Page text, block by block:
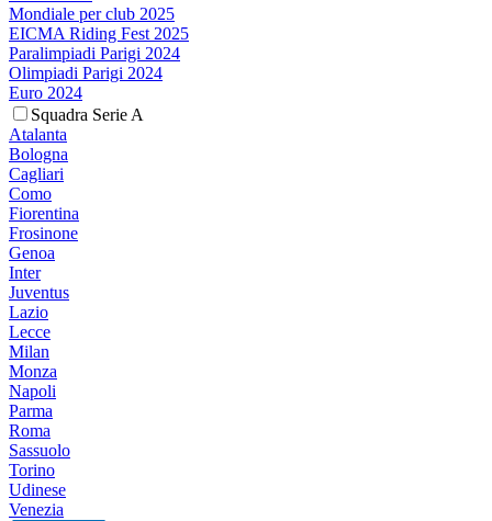
Mondiale per club 2025
EICMA Riding Fest 2025
Paralimpiadi Parigi 2024
Olimpiadi Parigi 2024
Euro 2024
Squadra Serie A
Atalanta
Bologna
Cagliari
Como
Fiorentina
Frosinone
Genoa
Inter
Juventus
Lazio
Lecce
Milan
Monza
Napoli
Parma
Roma
Sassuolo
Torino
Udinese
Venezia